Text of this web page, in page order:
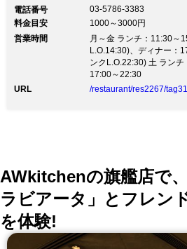
営業を再開いたします！
3428（店長直通）へお問
安心】 1. スタッフ・お
ある方のご入店はお断り
殺菌、入店・店内移動の
用）をお願いします 3. ド
イレ・レジ等は30分に1
電話番号
03-5786-3383
料金目安
1000～3000円
営業時間
月～金 ランチ：11:30～
L.O.14:30)、ディナー：
ンクL.O.22:30) 土 ラン
17:00～22:30
URL
/restaurant/res2267/
AWkitchenの旗艦店で
ラビアータ」とフレン
を体験!